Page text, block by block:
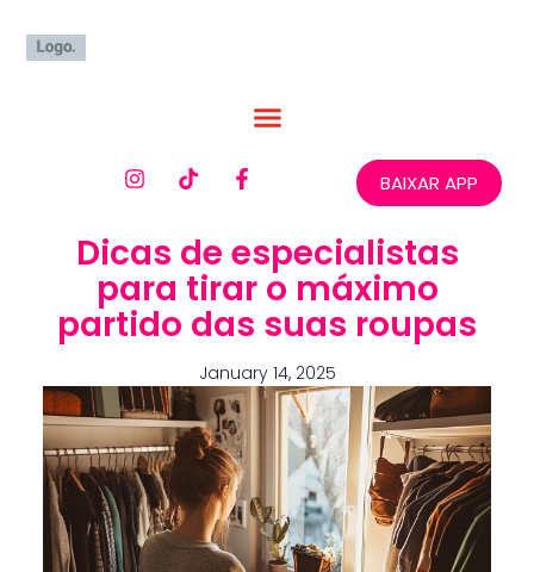
BAIXAR APP
Dicas de especialistas
para tirar o máximo
partido das suas roupas
January 14, 2025